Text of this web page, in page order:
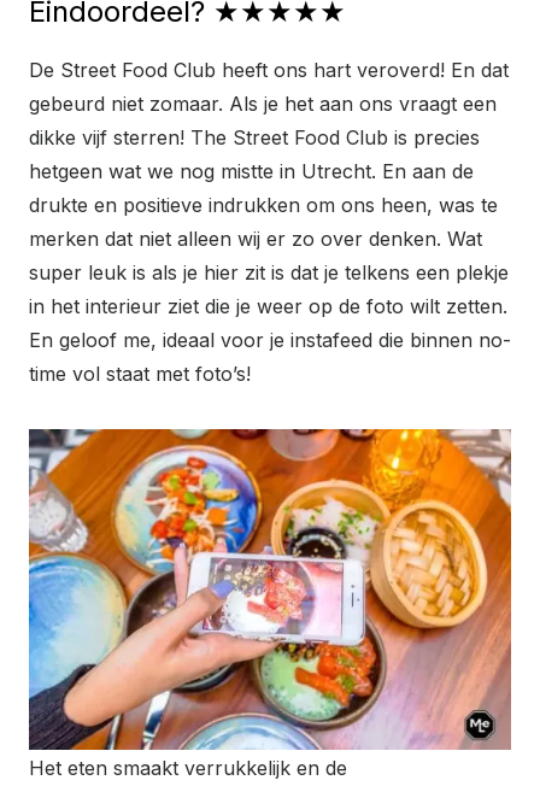
Eindoordeel? ★★★★★
De Street Food Club heeft ons hart veroverd! En dat
gebeurd niet zomaar. Als je het aan ons vraagt een
dikke vijf sterren! The Street Food Club is precies
hetgeen wat we nog mistte in Utrecht. En aan de
drukte en positieve indrukken om ons heen, was te
merken dat niet alleen wij er zo over denken. Wat
super leuk is als je hier zit is dat je telkens een plekje
in het interieur ziet die je weer op de foto wilt zetten.
En geloof me, ideaal voor je instafeed die binnen no-
time vol staat met foto’s!
Het eten smaakt verrukkelijk en de